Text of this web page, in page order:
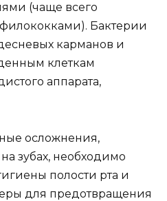
(чаще всего
Бактерии
карманов и
клеткам
аппарата,
осложнения,
зубах, необходимо
полости рта и
для предотвращения